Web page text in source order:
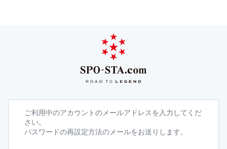
ご利用中のアカウントのメールアドレスを入力してくだ
さい。
パスワードの再設定方法のメールをお送りします。